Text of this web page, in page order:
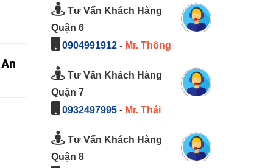
Tư Vấn Khách Hàng
Quận 6
0904991912- Mr. Thông
Tư Vấn Khách Hàng
Quận 7
0932497995- Mr. Thái
Tư Vấn Khách Hàng
Quận 8